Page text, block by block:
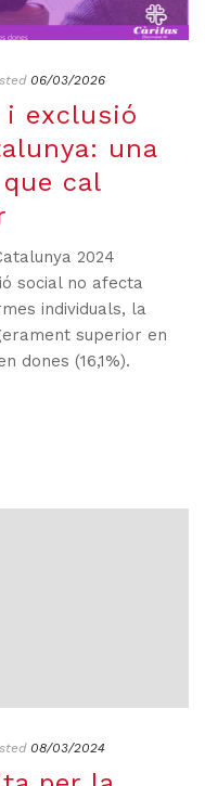
06/03/2026
i exclusió
una
cal
2024
social no afecta
individuals, la
superior en
dones (16,1%).
08/03/2024